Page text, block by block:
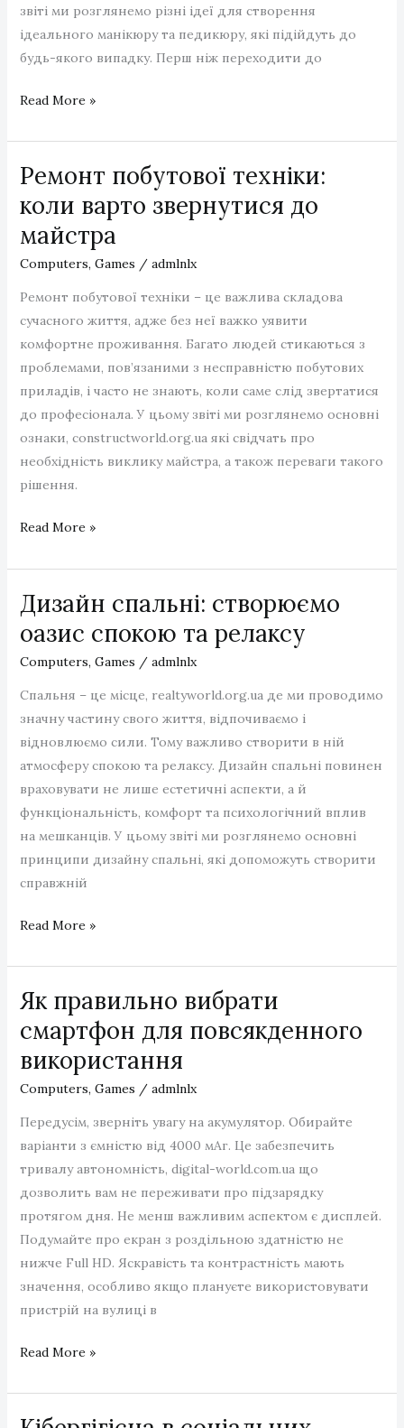
звіті ми розглянемо різні ідеї для створення
ідеального манікюру та педикюру, які підійдуть до
будь-якого випадку. Перш ніж переходити до
Манікюр
педикюр:
ідеї
ідеального
образу
Read More »
Ремонт побутової техніки:
коли варто звернутися до
майстра
Computers, Games / admlnlx
Ремонт побутової техніки – це важлива складова
сучасного життя, адже без неї важко уявити
комфортне проживання. Багато людей стикаються з
проблемами, пов’язаними з несправністю побутових
приладів, і часто не знають, коли саме слід звертатися
до професіонала. У цьому звіті ми розглянемо основні
ознаки, constructworld.org.ua які свідчать про
необхідність виклику майстра, а також переваги такого
рішення.
Ремонт
техніки:
коли
варто
звернутися
до
майстра
Read More »
Дизайн спальні: створюємо
оазис спокою та релаксу
Computers, Games / admlnlx
Спальня – це місце, realtyworld.org.ua де ми проводимо
значну частину свого життя, відпочиваємо і
відновлюємо сили. Тому важливо створити в ній
атмосферу спокою та релаксу. Дизайн спальні повинен
враховувати не лише естетичні аспекти, а й
функціональність, комфорт та психологічний вплив
на мешканців. У цьому звіті ми розглянемо основні
принципи дизайну спальні, які допоможуть створити
справжній
Дизайн
створюємо
оазис
та
релаксу
Read More »
Як правильно вибрати
смартфон для повсякденного
використання
Computers, Games / admlnlx
Передусім, зверніть увагу на акумулятор. Обирайте
варіанти з ємністю від 4000 мАг. Це забезпечить
тривалу автономність, digital-world.com.ua що
дозволить вам не переживати про підзарядку
протягом дня. Не менш важливим аспектом є дисплей.
Подумайте про екран з роздільною здатністю не
нижче Full HD. Яскравість та контрастність мають
значення, особливо якщо плануєте використовувати
пристрій на вулиці в
Як
вибрати
смартфон
Read More »